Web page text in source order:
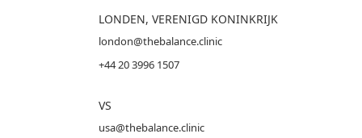
LONDEN, VERENIGD KONINKRIJK
london@thebalance.clinic
+44 20 3996 1507
VS
usa@thebalance.clinic